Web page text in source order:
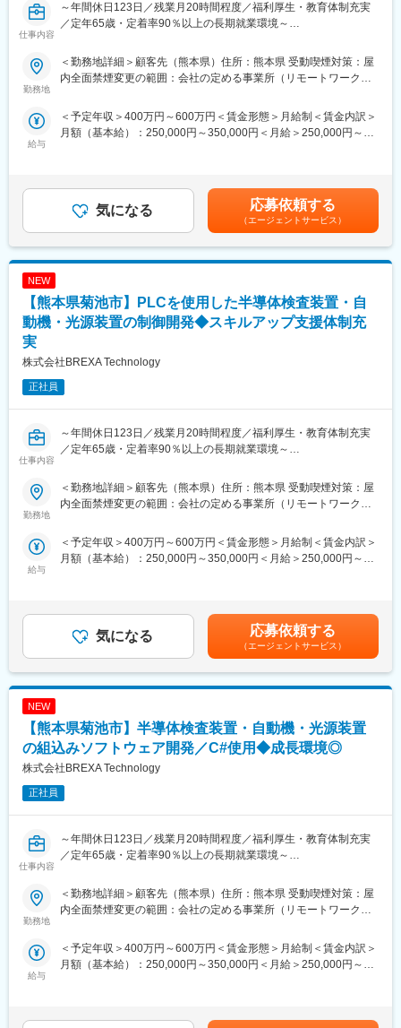
するための様々な採用チャネル構築とその実行支援（高難易度の
RPOサービス）まで、九州では唯一無二の人材ソリューションを
■事業メニュー：
〇OMR（Owned Media Recruiting）／自社開発のHR-Tech・採用
デジタルマーケティングによるOMR支援
人材紹介
〇クリエイティブ／採用共感ツール開発・採用ブランディング支
〇地域活性／国や地方自治体における雇用対策関連事業の企画運
仕事内容
～年間休日123日／残業月20時間程度／福利厚生・教育体制充実
／定年65歳・定着率90％以上の長期就業環境～
■仕事内容：
半導体デバイスメーカーの製品数拡充に備えた、作業効率化に向
■業務内容：
ご入社後に担当いただく想定配属先の業務は、半導体デバイスメ
・作業のシステム（ツール）化や既存ツール改修
・データの自動収集化や、既存ツールの更なる効率化対応
※使用言語：C♯
※DB：SQL Server
■当社だからこそ実現できるエンジニアとしての未来がある：
＜お取引社数3,900社＞
同業他社と比較をしても圧倒的なお取引社数を誇る当社。
仕事があります。
＜FA制度＞
エンジニアの方を対象に社内でのキャリアチェンジを支援する制
度です。
転職をする必要なく、社内での新しいキャリアを形成し、貴方の
エンジニアとしての可能性を広げる事が可能です。
◎年間休日：123日
◎全社月平均残業時間：約20時間
◎福利厚生：家賃補助制度、資格取得支援、家族手当あり
広いトピックスを用意しています。
・スキルUPが給与UPに：アカデミー制度で取得した単位に応じ
て給与UPが行われる仕組みです。
勤務地
＜勤務地詳細＞顧客先（熊本県）住所：熊本県 受動喫煙対策：屋
内全面禁煙変更の範囲：会社の定める事業所（リモートワーク含
給与
＜予定年収＞400万円～600万円＜賃金形態＞月給制＜賃金内訳＞
月額（基本給）：250,000円～350,000円＜月給＞250,000円～
給：年1回（4月）賃金はあくまでも目安の金額であり、選考を通
じて上下する可能性があります。月給(月額)は固定手当を含めた表
記です。
気になる 応募依頼する
（エージェントサービス）
NEW
【熊本県菊池市】PLCを使用した半導体検査装置・自
動機・光源装置の制御開発◆スキルアップ支援体制充
実
株式会社BREXA Technology
正社員
仕事内容
～年間休日123日／残業月20時間程度／福利厚生・教育体制充実
／定年65歳・定着率90％以上の長期就業環境～
■業務概要：
半導体検査装置などの制御システム開発をお任せ致します。
ご入社後に担当いただく想定配属先の業務は、 半導体検査装置、
自動機、光源装置、プラットフォーム基板、計測モジュール、計
・機器制御システムの立ち上げ・調整・トラブルシューティング
・ハードウェアエンジニア、ソフトウェア開発チームとの連携
・制御シーケンス設計、仕様書作成、現地調整対応
■使用ツール：
／その他）
■当社だからこそ実現できるエンジニアとしての未来がある：
＜お取引社数3,900社＞
同業他社と比較をしても圧倒的なお取引社数を誇る当社。
当社独占のプロジェクトも多数あり、当社だからこそ挑戦できる
＜FA制度＞
エンジニアの方を対象に社内でのキャリアチェンジを支援する制
エンジニアとしての可能性を広げる事が可能です。
◎年間休日：123日
◎全社月平均残業時間：約20時間
勤務地
＜勤務地詳細＞顧客先（熊本県）住所：熊本県 受動喫煙対策：屋
内全面禁煙変更の範囲：会社の定める事業所（リモートワーク含
給与
＜予定年収＞400万円～600万円＜賃金形態＞月給制＜賃金内訳＞
月額（基本給）：250,000円～350,000円＜月給＞250,000円～
給：年1回（4月）賃金はあくまでも目安の金額であり、選考を通
じて上下する可能性があります。月給(月額)は固定手当を含めた表
記です。
気になる 応募依頼する
（エージェントサービス）
NEW
【熊本県菊池市】半導体検査装置・自動機・光源装置
の組込みソフトウェア開発／C#使用◆成長環境◎
株式会社BREXA Technology
正社員
仕事内容
～年間休日123日／残業月20時間程度／福利厚生・教育体制充実
／定年65歳・定着率90％以上の長期就業環境～
■業務概要：
半導体検査装置などの組込みソフトウェア開発をお任せ致しま
■業務詳細：
ご入社後に担当いただく想定配属先の業務は、半導体検査装置、
勤務地
＜勤務地詳細＞顧客先（熊本県）住所：熊本県 受動喫煙対策：屋
内全面禁煙変更の範囲：会社の定める事業所（リモートワーク含
給与
＜予定年収＞400万円～600万円＜賃金形態＞月給制＜賃金内訳＞
月額（基本給）：250,000円～350,000円＜月給＞250,000円～